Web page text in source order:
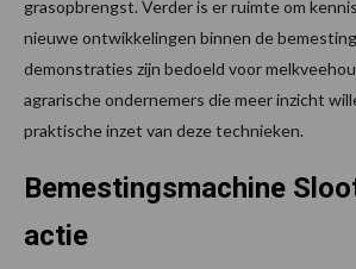
grasopbrengst. Verder is er ruimte om
nieuwe ontwikkelingen binnen de
demonstraties zijn bedoeld voor
agrarische ondernemers die meer inzicht
praktische inzet van deze technieken.
Bemestingsmachine
actie